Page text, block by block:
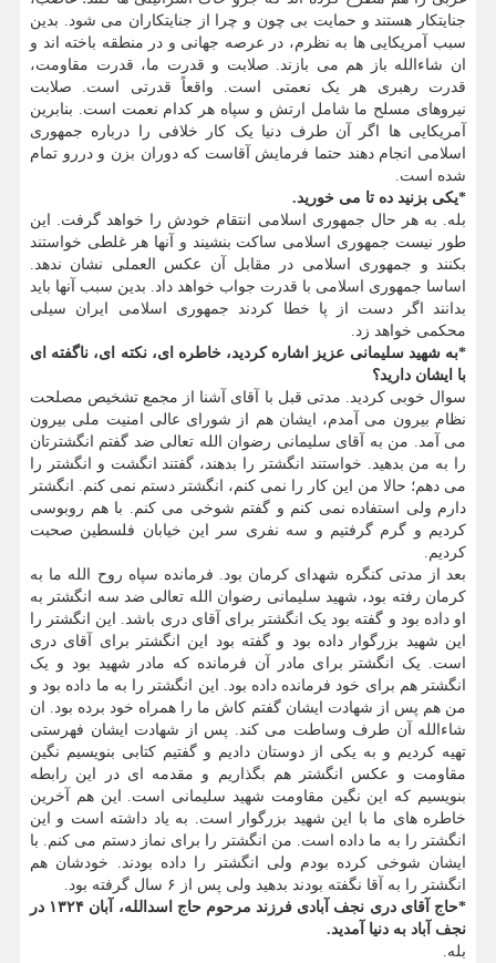
جنایتکار هستند و حمایت بی چون و چرا از جنایتکاران می شود. بدین
سبب آمریکایی ها به نظرم، در عرصه جهانی و در منطقه باخته اند و
ان شاءالله باز هم می بازند. صلابت و قدرت ما، قدرت مقاومت،
قدرت رهبری هر یک نعمتی است. واقعاً قدرتی است. صلابت
نیروهای مسلح ما شامل ارتش و سپاه هر کدام نعمت است. بنابرین
آمریکایی ها اگر آن طرف دنیا یک کار خلافی را درباره جمهوری
اسلامی انجام دهند حتما فرمایش آقاست که دوران بزن و دررو تمام
شده است.
*یکی بزنید ده تا می خورید.
بله. به هر حال جمهوری اسلامی انتقام خودش را خواهد گرفت. این
طور نیست جمهوری اسلامی ساکت بنشیند و آنها هر غلطی خواستند
بکنند و جمهوری اسلامی در مقابل آن عکس العملی نشان ندهد.
اساسا جمهوری اسلامی با قدرت جواب خواهد داد. بدین سبب آنها باید
بدانند اگر دست از پا خطا کردند جمهوری اسلامی ایران سیلی
محکمی خواهد زد.
*به شهید سلیمانی عزیز اشاره کردید، خاطره ای، نکته ای، ناگفته ای
با ایشان دارید؟
سوال خوبی کردید. مدتی قبل با آقای آشنا از مجمع تشخیص مصلحت
نظام بیرون می آمدم، ایشان هم از شورای عالی امنیت ملی بیرون
می آمد. من به آقای سلیمانی رضوان الله تعالی ضد گفتم انگشترتان
را به من بدهید. خواستند انگشتر را بدهند، گفتند انگشت و انگشتر را
می دهم؛ حالا من این کار را نمی کنم، انگشتر دستم نمی کنم. انگشتر
دارم ولی استفاده نمی کنم و گفتم شوخی می کنم. با هم روبوسی
کردیم و گرم گرفتیم و سه نفری سر این خیابان فلسطین صحبت
کردیم.
بعد از مدتی کنگره شهدای کرمان بود. فرمانده سپاه روح الله ما به
کرمان رفته بود، شهید سلیمانی رضوان الله تعالی ضد سه انگشتر به
او داده بود و گفته بود یک انگشتر برای آقای دری باشد. این انگشتر را
این شهید بزرگوار داده بود و گفته بود این انگشتر برای آقای دری
است. یک انگشتر برای مادر آن فرمانده که مادر شهید بود و یک
انگشتر هم برای خود فرمانده داده بود. این انگشتر را به ما داده بود و
من هم پس از شهادت ایشان گفتم کاش ما را همراه خود برده بود. ان
شاءالله آن طرف وساطت می کند. پس از شهادت ایشان فهرستی
تهیه کردیم و به یکی از دوستان دادیم و گفتیم کتابی بنویسیم نگین
مقاومت و عکس انگشتر هم بگذاریم و مقدمه ای در این رابطه
بنویسیم که این نگین مقاومت شهید سلیمانی است. این هم آخرین
خاطره های ما با این شهید بزرگوار است. به یاد داشته است و این
انگشتر را به ما داده است. من انگشتر را برای نماز دستم می کنم. با
ایشان شوخی کرده بودم ولی انگشتر را داده بودند. خودشان هم
انگشتر را به آقا نگفته بودند بدهید ولی پس از ۶ سال گرفته بود.
*حاج آقای دری نجف آبادی فرزند مرحوم حاج اسدالله، آبان ۱۳۲۴ در
نجف آباد به دنیا آمدید.
بله.